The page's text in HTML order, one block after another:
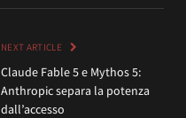
NEXT ARTICLE
Claude Fable 5 e Mythos 5:
Anthropic separa la potenza
dall’accesso